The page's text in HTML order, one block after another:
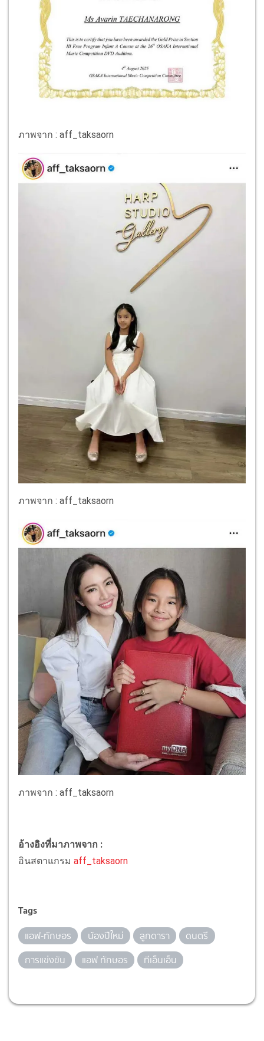
ภาพจาก : aff_taksaorn
ภาพจาก : aff_taksaorn
ภาพจาก : aff_taksaorn
อ้างอิงที่มาภาพจาก :
อินสตาแกรม aff_taksaorn
Tags
แอฟ-ทักษอร น้องปีใหม่ ลูกดารา
ดนตรี
การแข่งขัน
แอฟ ทักษอร ทีเอ็นเอ็น